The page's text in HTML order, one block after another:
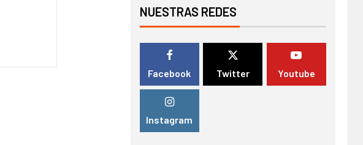
NUESTRAS REDES
Facebook Twitter Youtube
Instagram